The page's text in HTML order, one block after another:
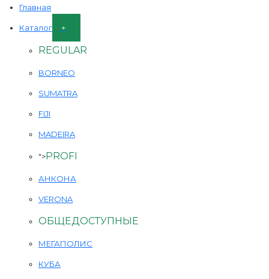
Главная
Каталог
REGULAR
BORNEO
SUMATRA
FIJI
MADEIRA
">PROFI
АНКОНА
VERONA
ОБЩЕДОСТУПНЫЕ
МЕГАПОЛИС
КУБА